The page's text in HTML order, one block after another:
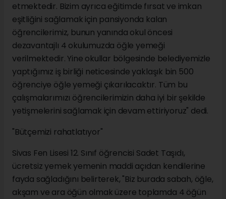
etmektedir. Bizim ayrıca eğitimde fırsat ve imkan
eşitliğini sağlamak için pansiyonda kalan
öğrencilerimiz, bunun yanında okul öncesi
dezavantajlı 4 okulumuzda öğle yemeği
verilmektedir. Yine okullar bölgesinde belediyemizle
yaptığımız iş birliği neticesinde yaklaşık bin 500
öğrenciye öğle yemeği çıkarılacaktır. Tüm bu
çalışmalarımızı öğrencilerimizin daha iyi bir şekilde
yetişmelerini sağlamak için devam ettiriyoruz" dedi.
"Bütçemizi rahatlatıyor"
Sivas Fen Lisesi 12. Sınıf öğrencisi Sadet Taşıdı,
ücretsiz yemek yemenin maddi açıdan kendilerine
fayda sağladığını belirterek, "Biz burada sabah, öğle,
akşam ve ara öğün olmak üzere toplamda 4 öğün